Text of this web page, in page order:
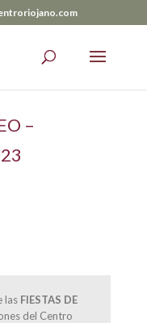
–
las FIESTAS DE
del Centro